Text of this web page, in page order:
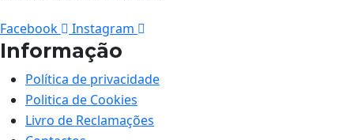
Facebook Instagram
Informação
Política de privacidade
Politica de Cookies
Livro de Reclamações